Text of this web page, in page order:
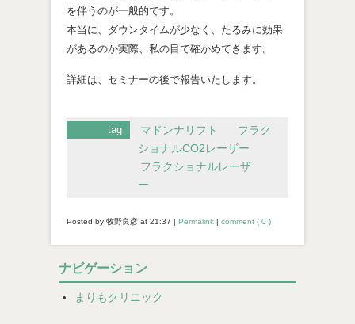
を伴うのが一般的です。
本当に、ダウンタイムが少なく、たるみに効果
があるのか実際、私の目で確かめてきます。
詳細は、セミナーの後で報告いたします。
tag マドンナリフト
フラク
ショナルCO2レーザー
フラクショナルレーザ
ー
Posted by 牧野良彦 at 21:37 | Permalink | comment ( 0 )
ナビゲーション
まりもクリニック